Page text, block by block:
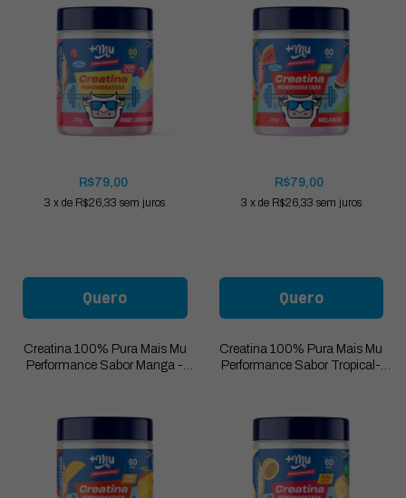
R$79,00
3 xde R$26,33 sem juros
Quero
R$79,00
3 x de R$26,33 sem juros
Quero
Creatina 100% Pura Mais Mu
Performance Sabor Manga -
Creatina 100% Pura Mais Mu
Performance Sabor Tropical-